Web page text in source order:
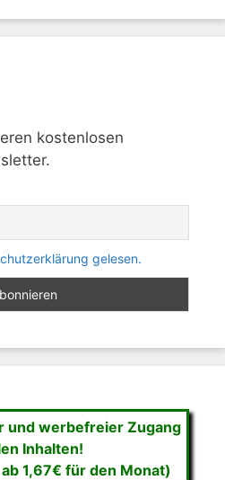
kostenlosen
gelesen.
und werbefreier Zugang
Inhalten!
1,67€ für den Monat)